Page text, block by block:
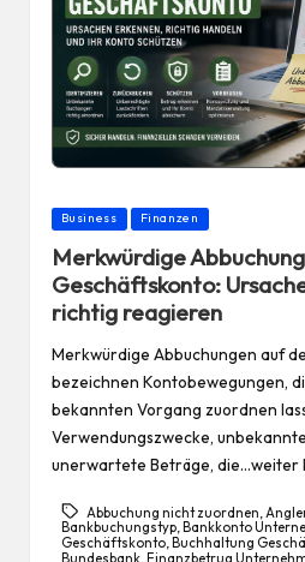
Posted
Business Finanzen
Merkwürdige
Geschäftskonto:
richtig reagieren
Merkwürdige Abbuchungen auf
bezeichnen Kontobewegungen,
bekannten Vorgang zuordnen
Verwendungszwecke,
unerwartete Beträge, die…weiter
Abbuchung nicht zuordnen
Bankbuchungstyp, Bankkonto
Geschäftskonto, Buchhaltung
Bundesbank, Finanzbetrug